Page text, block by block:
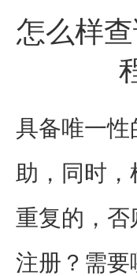
怎么样
具备唯一
助，同时
重复的，
注册？需